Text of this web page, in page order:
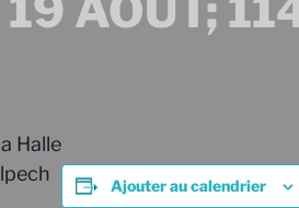
Halle
Ajouter au calendrier